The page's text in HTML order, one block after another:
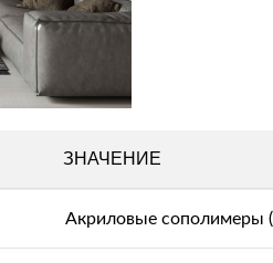
ЗНАЧЕНИЕ
Акриловые сополимеры